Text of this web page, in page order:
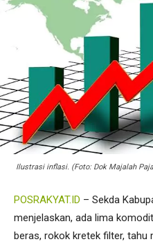
Ilustrasi inflasi. (Foto: Dok Majalah
POSRAKYAT.ID – Sekda
menjelaskan, ada lima
beras, rokok kretek filter, tahu